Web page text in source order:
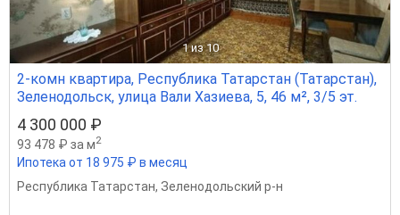
1 из 10
2-комн квартира, Республика Татарстан (Татарстан),
Зеленодольск, улица Вали Хазиева, 5, 46 м², 3/5 эт.
4 300 000 ₽
93 478 ₽ за м2
Ипотека от 18 975 ₽ в месяц
Республика Татарстан, Зеленодольский р-н